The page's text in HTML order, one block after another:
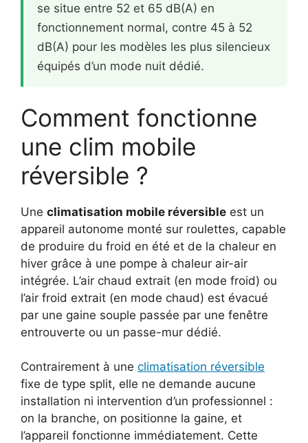
se situe entre 52 et 65 dB(A) en
fonctionnement normal, contre 45 à 52
dB(A) pour les modèles les plus silencieux
équipés d’un mode nuit dédié.
Comment fonctionne
une clim mobile
réversible ?
Une climatisation mobile réversible est un
appareil autonome monté sur roulettes, capable
de produire du froid en été et de la chaleur en
hiver grâce à une pompe à chaleur air-air
intégrée. L’air chaud extrait (en mode froid) ou
l’air froid extrait (en mode chaud) est évacué
par une gaine souple passée par une fenêtre
entrouverte ou un passe-mur dédié.
Contrairement à une climatisation réversible
fixe de type split, elle ne demande aucune
installation ni intervention d’un professionnel :
on la branche, on positionne la gaine, et
l’appareil fonctionne immédiatement. Cette